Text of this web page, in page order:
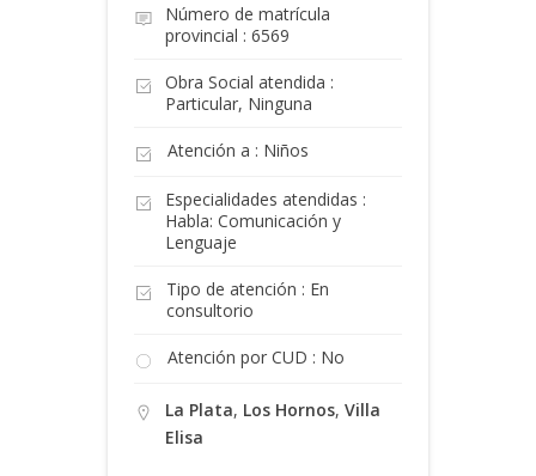
Número de matrícula
provincial : 6569
Obra Social atendida :
Particular, Ninguna
Atención a : Niños
Especialidades atendidas :
Habla: Comunicación y
Lenguaje
Tipo de atención : En
consultorio
Atención por CUD : No
La Plata, Los Hornos,Villa
Elisa